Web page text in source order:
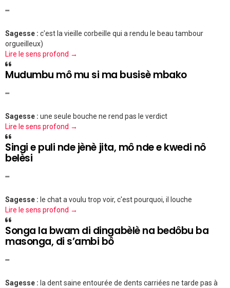
""
Sagesse : c'est la vieille corbeille qui a rendu le beau tambour
orgueilleux)
Lire le sens profond →
Mudumbu mô mu si ma busisè mbako
""
Sagesse : une seule bouche ne rend pas le verdict
Lire le sens profond →
Singi e puli nde jènè jita, mô nde e kwedi nô
belèsi
""
Sagesse : le chat a voulu trop voir, c'est pourquoi, il louche
Lire le sens profond →
Songa la bwam di dingabèlè na bedôbu ba
masonga, di s’ambi bô
""
Sagesse : la dent saine entourée de dents carriées ne tarde pas à